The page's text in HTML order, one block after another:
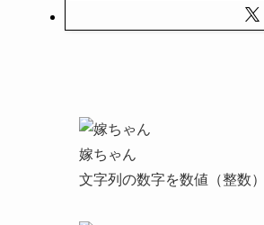
嫁ちゃん
文字列の数字を数値（整数